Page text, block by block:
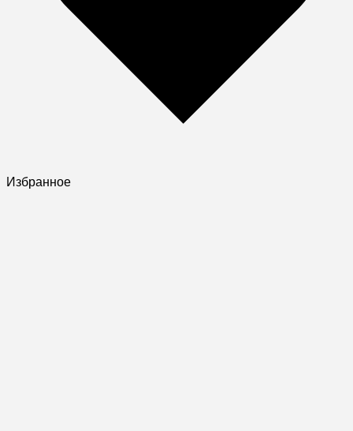
Избранное